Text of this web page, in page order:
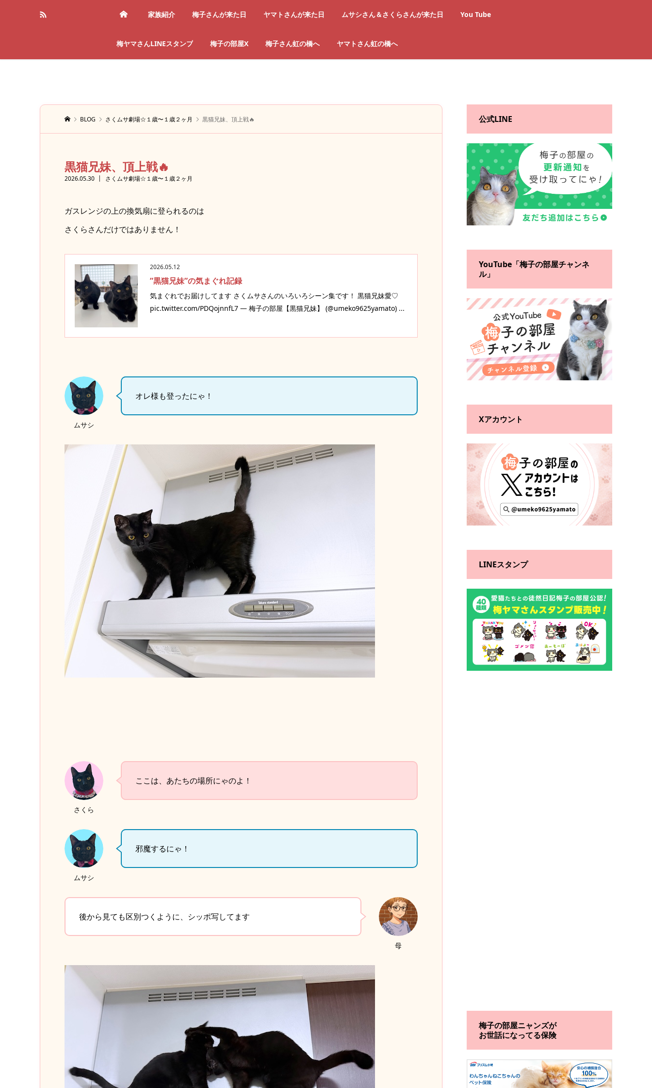
家族紹介 梅子さんが来た日 ヤマトさんが来た日 ムサシさん＆さくらさんが来た日 You Tube
梅ヤマさんLINEスタンプ 梅子の部屋X 梅子さん虹の橋へ ヤマトさん虹の橋へ
BLOG さくムサ劇場☆１歳〜１歳２ヶ月 黒猫兄妹、頂上戦🔥
黒猫兄妹、頂上戦🔥
2026.05.30 さくムサ劇場☆１歳〜１歳２ヶ月
ガスレンジの上の換気扇に登られるのは
さくらさんだけではありません！
2026.05.12
”黒猫兄妹”の気まぐれ記録
気まぐれでお届けしてます さくムサさんのいろいろシーン集です！ 黒猫兄妹愛♡
pic.twitter.com/PDQojnnfL7 — 梅子の部屋【黒猫兄妹】 (@umeko9625yamato) ...
ムサシ
オレ様も登ったにゃ！
さくら
ここは、あたちの場所にゃのよ！
ムサシ
邪魔するにゃ！
母
後から見ても区別つくように、シッポ写してます
公式LINE
YouTube「梅子の部屋チャンネ
ル」
Xアカウント
LINEスタンプ
梅子の部屋ニャンズが
お世話になってる保険